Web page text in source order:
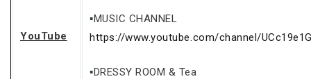
YouTube
▪MUSIC CHANNEL
https://www.youtube.com/channel/
▪DRESSY ROOM & Tea